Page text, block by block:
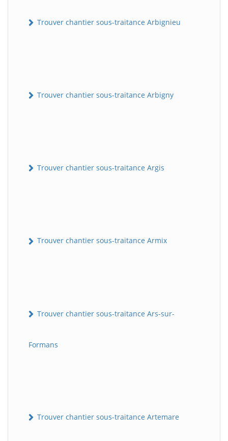
Trouver chantier sous-traitance Arbignieu
Trouver chantier sous-traitance Arbigny
Trouver chantier sous-traitance Argis
Trouver chantier sous-traitance Armix
Trouver chantier sous-traitance Ars-sur-
Formans
Trouver chantier sous-traitance Artemare